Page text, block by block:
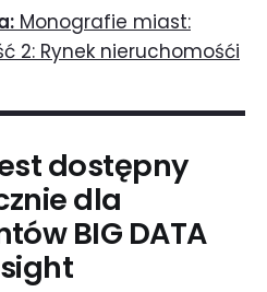
Monografie miast:
2: Rynek nieruchomośći
dostępny
dla
BIG DATA